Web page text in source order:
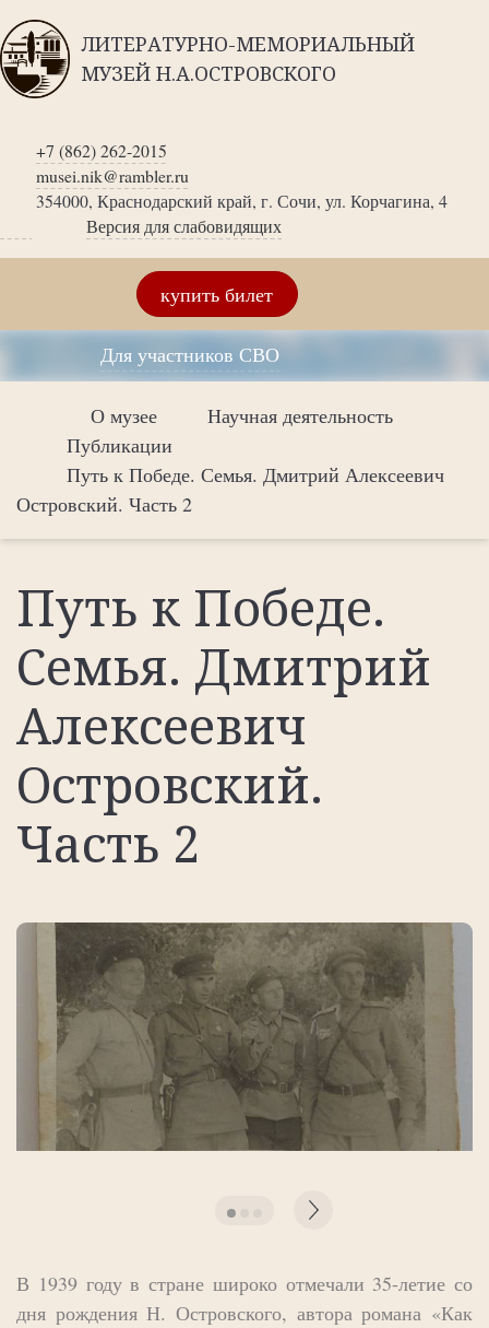
ЛИТЕРАТУРНО-МЕМОРИАЛЬНЫЙ
МУЗЕЙ Н.А.ОСТРОВСКОГО
+7 (862) 262-2015
musei.nik@rambler.ru
354000, Краснодарский край, г. Сочи, ул. Корчагина, 4
Версия для слабовидящих
купить билет
Для участников СВО
О музее
Научная деятельность
Публикации
Путь к Победе. Семья. Дмитрий Алексеевич
Островский. Часть 2
Путь к Победе.
Семья. Дмитрий
Алексеевич
Островский.
Часть 2
В 1939 году в стране широко отмечали 35-летие со
дня рождения Н. Островского, автора романа «Как